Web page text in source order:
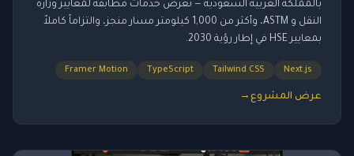
بالمملكة العربية السعودية — تعرض خدمات مطابقة لمعايير وزارة
النقل و ASTM، وأكثر من 1,000 كيلومتر مسار منجز، والتزاماً كاملاً
بمعايير HSE في إطار رؤية 2030.
Next.js
Tailwind CSS
TypeScript
Framer Motion
عرض المشروع →